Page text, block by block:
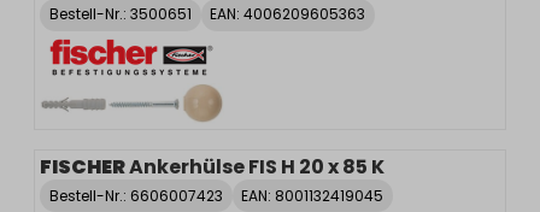
Bestell-Nr.: 3500651 EAN: 4006209605363
FISCHERAnkerhülse FIS H 20 x 85 K
Bestell-Nr.: 6606007423 EAN: 8001132419045